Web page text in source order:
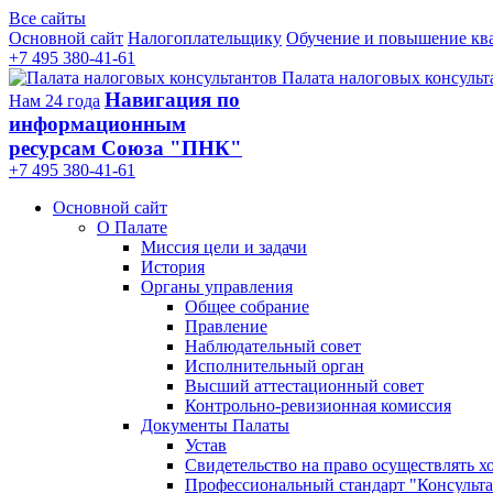
Все сайты
Основной сайт Налогоплательщику Обучение и повышение
+7 495 380-41-61
Палата налоговых
Нам 24 года Навигация по
информационным
ресурсам Союза "ПНК"
+7 495 380‑41‑61
Основной сайт
О Палате
Миссия цели и задачи
История
Органы управления
Общее собрание
Правление
Наблюдательный совет
Исполнительный орган
Высший аттестационный совет
Контрольно-ревизионная комиссия
Документы Палаты
Устав
Свидетельство на право осуществлять
Профессиональный стандарт